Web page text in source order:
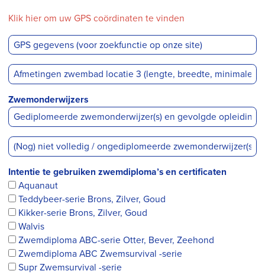
Klik hier om uw GPS coördinaten te vinden
Zwemonderwijzers
Intentie te gebruiken zwemdiploma’s en certificaten
Aquanaut
Teddybeer-serie Brons, Zilver, Goud
Kikker-serie Brons, Zilver, Goud
Walvis
Zwemdiploma ABC-serie Otter, Bever, Zeehond
Zwemdiploma ABC Zwemsurvival -serie
Supr Zwemsurvival -serie